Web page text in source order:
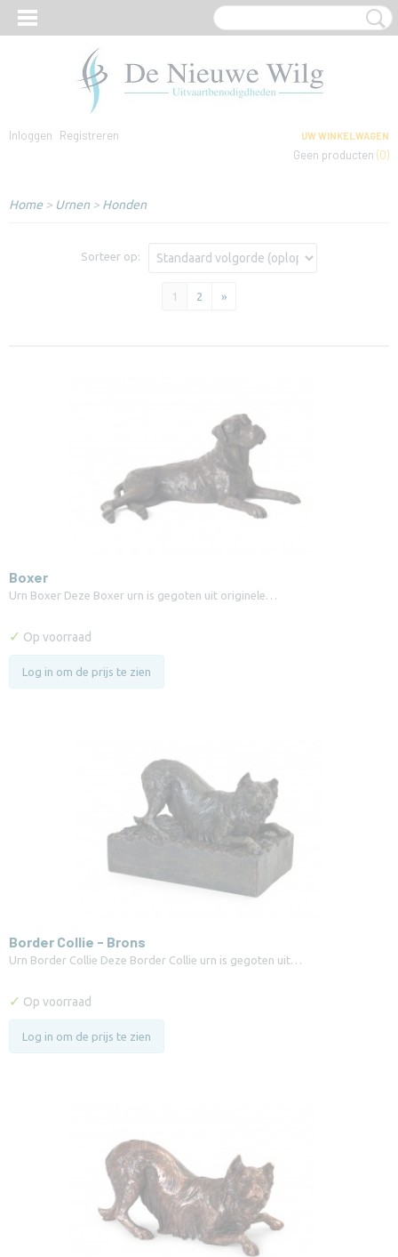
Inloggen Registreren UW WINKELWAGEN
Geen producten (0)
Home > Urnen > Honden
Sorteer op:
1 2 »
Boxer
Urn Boxer Deze Boxer urn is gegoten uit originele…
✓ Op voorraad
Log in om de prijs te zien
Border Collie - Brons
Urn Border Collie Deze Border Collie urn is gegoten uit…
✓ Op voorraad
Log in om de prijs te zien